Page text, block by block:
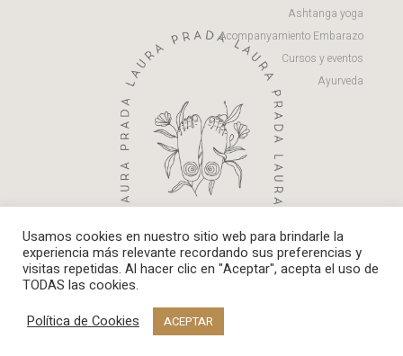
Política de Privacidad
Ashtanga yoga
Acompanyamiento Embarazo
Cursos y eventos
Ayurveda
Usamos cookies en nuestro sitio web para brindarle la
experiencia más relevante recordando sus preferencias y
visitas repetidas. Al hacer clic en "Aceptar", acepta el uso de
TODAS las cookies.
Política de Cookies
ACEPTAR